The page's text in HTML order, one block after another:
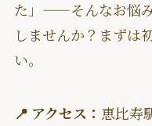
た」——そんなお悩
しませんか？まずは
い。
📍 アクセス： 恵比寿